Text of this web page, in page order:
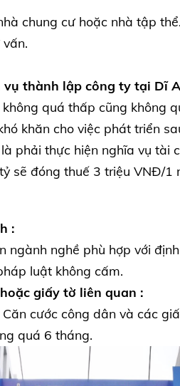
chung cư hoặc nhà tập
vụ thành lập công ty tại Dĩ
quá thấp cũng không
khăn cho việc phát triển
phải thực hiện nghĩa vụ tài
sẽ đóng thuế 3 triệu VNĐ/
:
ngành nghề phù hợp với
luật không cấm.
giấy tờ liên quan :
cước công dân và các
quá 6 tháng.